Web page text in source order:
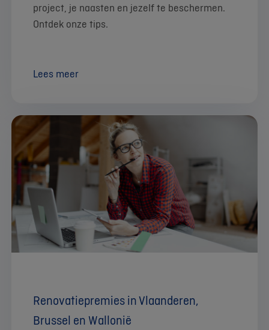
project, je naasten en jezelf te beschermen.
Ontdek onze tips.
Lees meer
Renovatiepremies in Vlaanderen,
Brussel en Wallonië